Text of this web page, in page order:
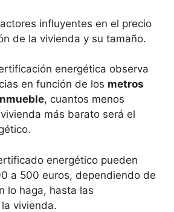
influyentes en el precio
de la vivienda y su tamaño.
energética observa
en función de los metros
, cuantos menos
más barato será el
energético pueden
a 500 euros, dependiendo de
lo haga, hasta las
vivienda.